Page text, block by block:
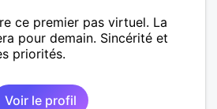
ce premier pas virtuel. La
pour demain. Sincérité et
priorités.
Voir le profil